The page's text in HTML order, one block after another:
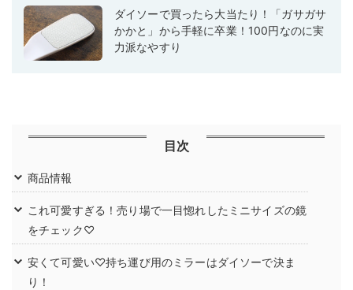
ダイソーで買ったら大当たり！「ガサガサ
かかと」から手軽に卒業！100円なのに実
力派なやすり
目次
商品情報
これ可愛すぎる！売り場で一目惚れしたミニサイズの鏡
をチェック♡
安くて可愛い♡持ち運び用のミラーはダイソーで決ま
り！